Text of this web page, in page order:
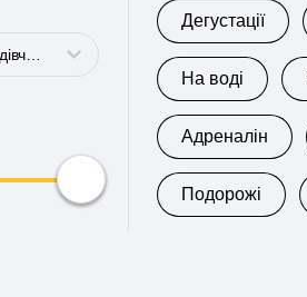
Для хлопця, Для дівчини, Для дитини, Для сестри, Для брата, Для підлітка, для подруги, для друга, для сина, для дочки
Дегустації
На воді
Адреналін
Подорожі